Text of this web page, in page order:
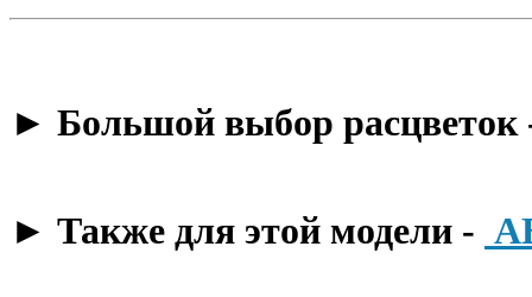
​► Большой выбор
​► Также для этой модели -